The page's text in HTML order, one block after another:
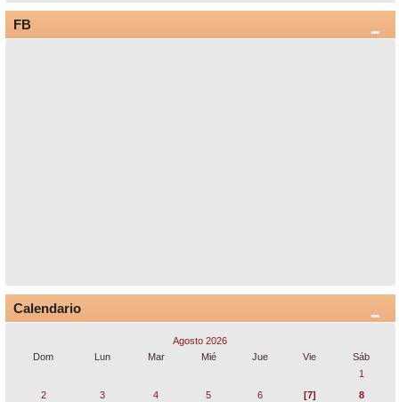
FB
Calendario
Agosto 2026
Dom
Lun Mar Mié Jue Vie
Sáb
1
2
3 4 5 6 [7] 8